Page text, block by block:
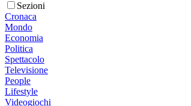
Sezioni
Cronaca
Mondo
Economia
Politica
Spettacolo
Televisione
People
Lifestyle
Videogiochi